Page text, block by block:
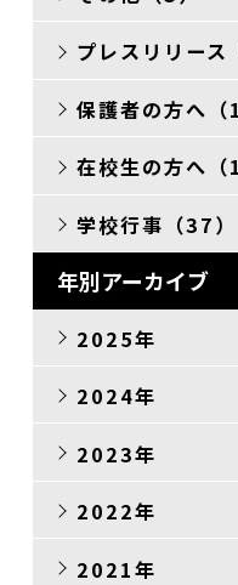
プレスリリース
保護者の方へ（1
在校生の方へ（
学校行事（37）
年別アーカイブ
2025年
2024年
2023年
2022年
2021年